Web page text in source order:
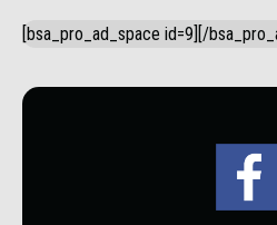
[bsa_pro_ad_space id=9][/